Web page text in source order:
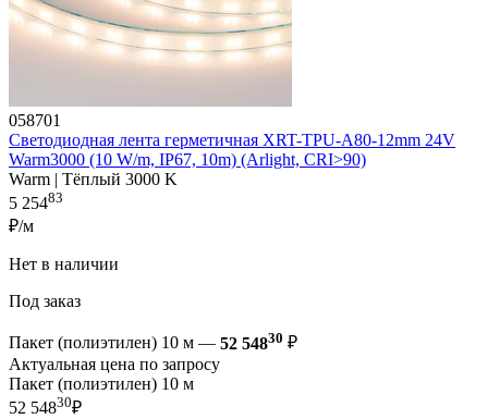
058701
Светодиодная лента герметичная XRT-TPU-A80-12mm 24V
Warm3000 (10 W/m, IP67, 10m) (Arlight, CRI>90)
Warm | Тёплый 3000 K
5 25483
₽/м
Нет в наличии
Под заказ
Пакет (полиэтилен) 10 м — 52 54830 ₽
Актуальная цена по запросу
Пакет (полиэтилен) 10 м
52 54830₽